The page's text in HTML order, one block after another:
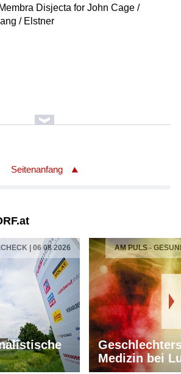
Disjecta for John Cage /
/ Elstner
Seitenanfang
| 06 08 2026 AM PULS -
Medizin bei